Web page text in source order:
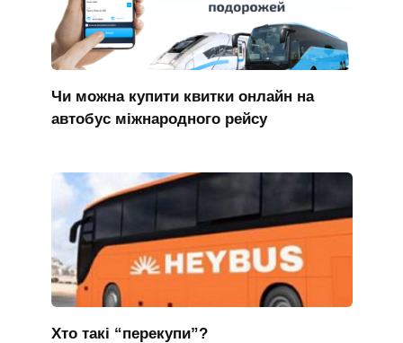
Чи можна купити квитки онлайн на
автобус міжнародного рейсу
Хто такі “перекупи”?